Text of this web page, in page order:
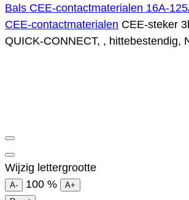
Bals CEE-contactmaterialen 16A-
CEE-contactmaterialen CEE-steker
QUICK-CONNECT, , hittebestendig,
Wijzig lettergrootte
A- 100 %
A+